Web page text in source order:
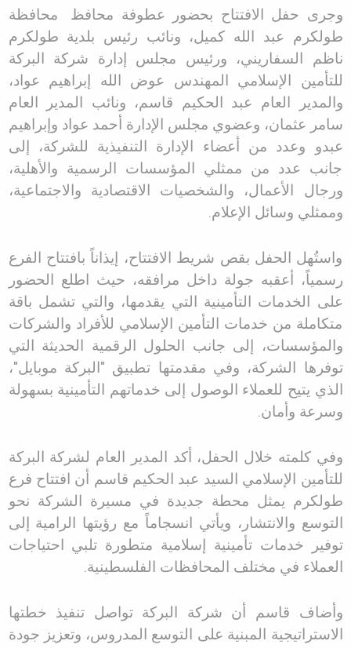
وجرى حفل الافتتاح بحضور عطوفة محافظ
محافظة
طولكرم عبد الله كميل، ونائب رئيس بلدية طولكرم
ناظم السفاريني، ورئيس مجلس إدارة شركة البركة
للتأمين الإسلامي المهندس عوض الله إبراهيم عواد،
والمدير العام عبد الحكيم قاسم، ونائب المدير العام
سامر عثمان، وعضوي مجلس الإدارة أحمد عواد وإبراهيم
عبدو وعدد من أعضاء الإدارة التنفيذية للشركة، إلى
جانب عدد من ممثلي المؤسسات الرسمية والأهلية،
ورجال الأعمال، والشخصيات الاقتصادية والاجتماعية،
وممثلي وسائل الإعلام.
واستُهل الحفل بقص شريط الافتتاح، إيذاناً بافتتاح الفرع
رسمياً، أعقبه جولة داخل مرافقه، حيث اطلع الحضور
على الخدمات التأمينية التي يقدمها، والتي تشمل باقة
متكاملة من خدمات التأمين الإسلامي للأفراد والشركات
والمؤسسات، إلى جانب الحلول الرقمية الحديثة التي
توفرها الشركة، وفي مقدمتها تطبيق " البركة موبايل"،
الذي يتيح للعملاء الوصول إلى خدماتهم التأمينية بسهولة
وسرعة وأمان.
وفي كلمته خلال الحفل، أكد المدير العام لشركة البركة
للتأمين الإسلامي السيد عبد الحكيم قاسم أن افتتاح فرع
طولكرم يمثل محطة جديدة في مسيرة الشركة نحو
التوسع والانتشار، ويأتي انسجاماً مع رؤيتها الرامية إلى
توفير خدمات تأمينية إسلامية متطورة تلبي احتياجات
العملاء في مختلف المحافظات الفلسطينية.
وأضاف قاسم أن شركة البركة تواصل تنفيذ خطتها
الاستراتيجية المبنية على التوسع المدروس، وتعزيز جودة